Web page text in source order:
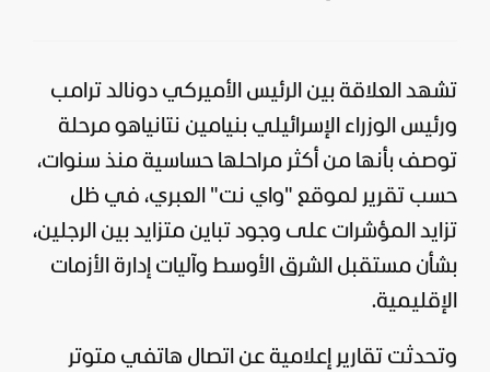
تشهد العلاقة بين الرئيس الأميركي دونالد ترامب
ورئيس الوزراء الإسرائيلي بنيامين نتانياهو مرحلة
توصف بأنها من أكثر مراحلها حساسية منذ سنوات،
حسب تقرير لموقع "واي نت" العبري، في ظل
تزايد المؤشرات على وجود تباين متزايد بين الرجلين،
بشأن مستقبل الشرق الأوسط وآليات إدارة الأزمات
الإقليمية.
وتحدثت تقارير إعلامية عن اتصال هاتفي متوتر